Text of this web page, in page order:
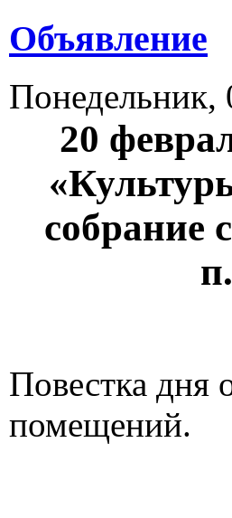
Объявление
Понедельник,
20
собрание
Повестка дня
помещений.